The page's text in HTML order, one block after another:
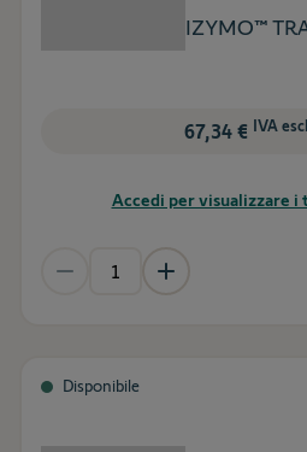
IZYMO™
67,34 € IVA
Accedi per visualizzare
Disponibile